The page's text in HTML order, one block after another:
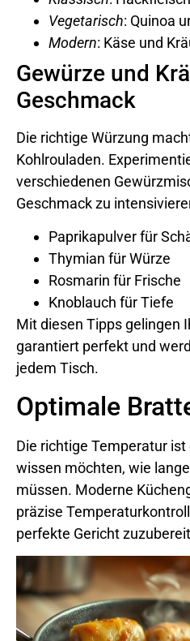
Vegetarisch: Quinoa
Modern: Käse und
Gewürze und
Geschmack
Die richtige Würzung
Kohlrouladen.
verschiedenen
Geschmack zu
Paprikapulver für
Thymian für Würze
Rosmarin für Frische
Knoblauch für Tiefe
Mit diesen Tipps gelingen
garantiert perfekt und
jedem Tisch.
Optimale
Die richtige Temperatur
wissen möchten, wie
müssen. Moderne
präzise
perfekte Gericht